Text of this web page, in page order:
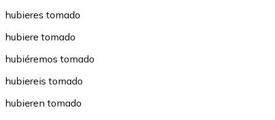
hubieres tomado
hubiere tomado
hubiéremos tomado
hubiereis tomado
hubieren tomado